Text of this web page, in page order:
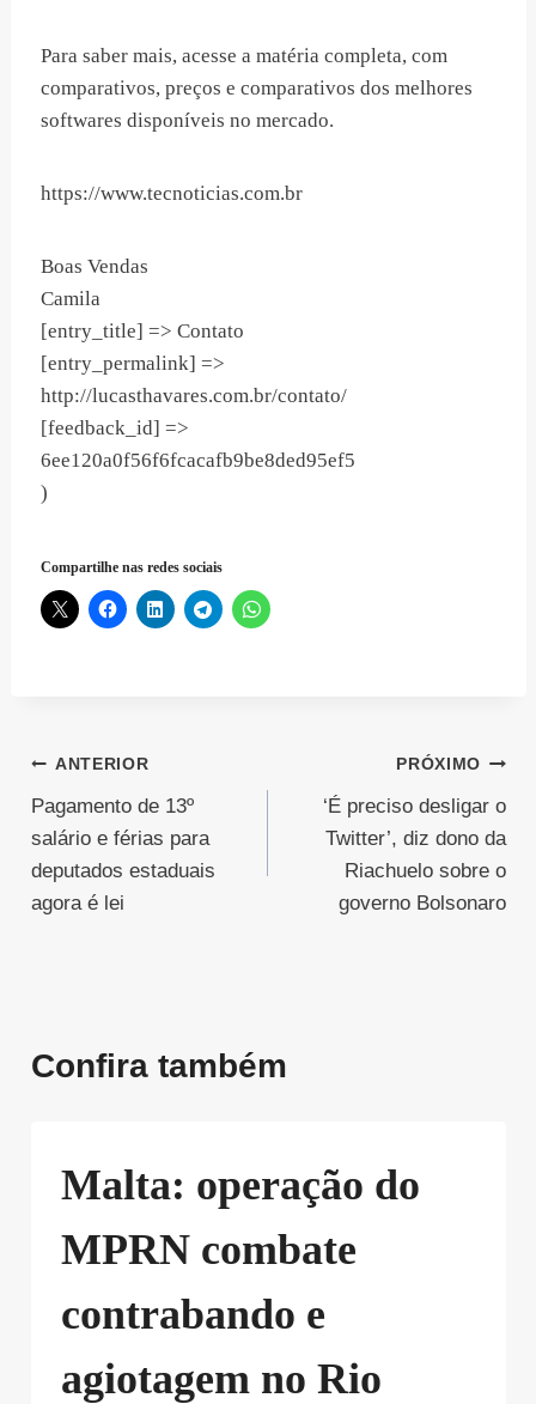
Para saber mais, acesse a matéria completa, com
comparativos, preços e comparativos dos melhores
softwares disponíveis no mercado.
https://www.tecnoticias.com.br
Boas Vendas
Camila
[entry_title] => Contato
[entry_permalink] =>
http://lucasthavares.com.br/contato/
[feedback_id] =>
6ee120a0f56f6fcacafb9be8ded95ef5
)
Compartilhe nas redes sociais
Navegação
de
Post
ANTERIOR
Pagamento de 13º
salário e férias para
deputados estaduais
agora é lei
PRÓXIMO
‘É preciso desligar o
Twitter’, diz dono da
Riachuelo sobre o
governo Bolsonaro
Confira também
Malta: operação do
MPRN combate
contrabando e
agiotagem no Rio